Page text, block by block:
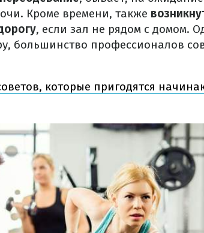
Кроме времени, также
, если зал не рядом с домом.
большинство профессионалов
которые пригодятся